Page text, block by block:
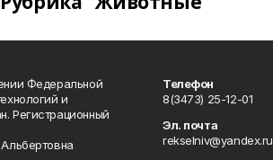
Федеральной
и
Регистрационный
Телефон
8(3473) 25-12-01
Эл. почта
rekselniv@yandex.ru